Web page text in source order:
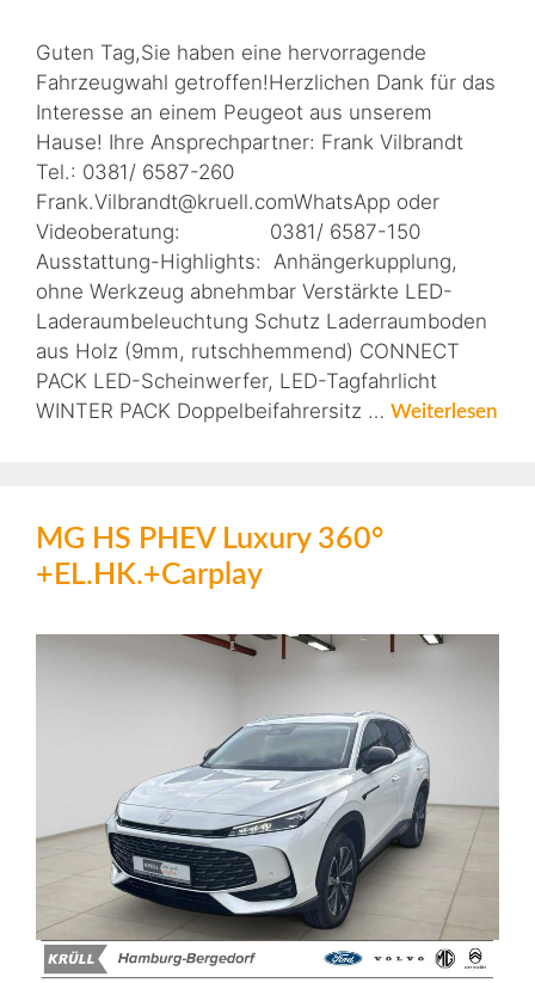
Guten Tag,Sie haben eine hervorragende
Fahrzeugwahl getroffen!Herzlichen Dank für das
Interesse an einem Peugeot aus unserem
Hause! Ihre Ansprechpartner: Frank Vilbrandt
Tel.: 0381/ 6587-260
Frank.Vilbrandt@kruell.comWhatsApp oder
Videoberatung: 0381/ 6587-150
Ausstattung-Highlights: Anhängerkupplung,
ohne Werkzeug abnehmbar Verstärkte LED-
Laderaumbeleuchtung Schutz Laderraumboden
aus Holz (9mm, rutschhemmend) CONNECT
PACK LED-Scheinwerfer, LED-Tagfahrlicht
WINTER PACK Doppelbeifahrersitz … Weiterlesen
MG HS PHEV Luxury 360°
+EL.HK.+Carplay